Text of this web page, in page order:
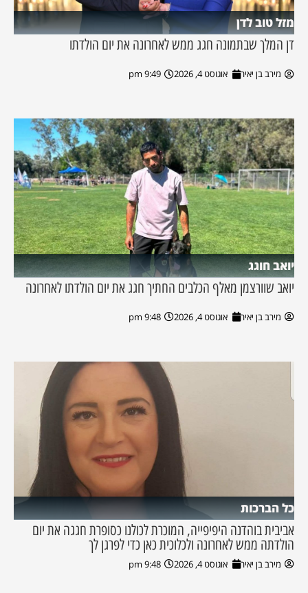
מזל טוב לדן
דן המלך שבתמונה חגג ממש לאחרונה את יום הולדתו
מירב בן יאיר אוגוסט 4, 2026 9:49 pm
יואב חוגג
יואב שוורצמן מאלף הכלבים החתיך חגג את יום הולדתו לאחרונה
מירב בן יאיר אוגוסט 4, 2026 9:48 pm
כל הברכות
אביבית בוהדנה היפיפייה, המוכרת לכולנו כסופרת חגגה את יום
הולדתה ממש לאחרונה ולכלוכית כאן כדי לפרגן לך
מירב בן יאיר אוגוסט 4, 2026 9:48 pm